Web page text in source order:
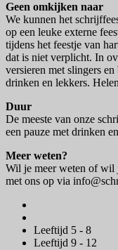
Geen omkijken naar
We kunnen het
op een leuke externe
tijdens het feestje van
dat is niet verplicht. In
versieren met slingers
drinken en lekkers.
Duur
De meeste van onze
een pauze met drinken
Meer weten?
Wil je meer weten of wil
met ons op via
Leeftijd 5 - 8
Leeftijd 9 - 12